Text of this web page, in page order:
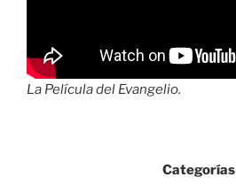
La Película del Evangelio.
Categorías